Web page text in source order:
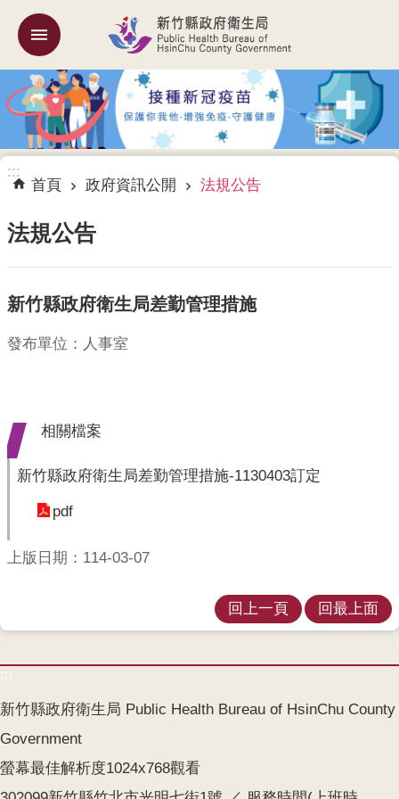
跳到主要內容區塊
機
關
簡
介
訊
公
告
務
區
人
區
主
區
務
政
資
訊
公
:::
:::
首頁 政府資訊公開 法規公告
法規公告
新竹縣政府衛生局差勤管理措施
發布單位：人事室
相關檔案
新竹縣政府衛生局差勤管理措施-1130403訂定
pdf
上版日期：114-03-07
回上一頁 回最上面
:::
新竹縣政府衛生局 Public Health Bureau of HsinChu County
Government
螢幕最佳解析度1024x768觀看